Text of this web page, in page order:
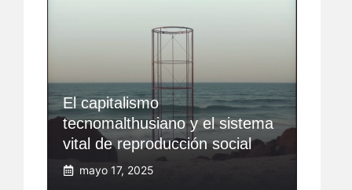
El capitalismo
tecnomalthusiano y el sistema
vital de reproducción social
mayo 17, 2025